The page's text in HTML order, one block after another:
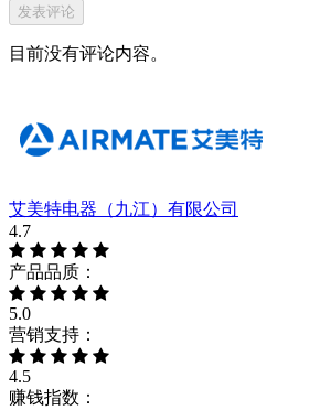
目前没有评论内容。
艾美特电器（九江）有限公司
4.7
产品品质：
5.0
营销支持：
4.5
赚钱指数：